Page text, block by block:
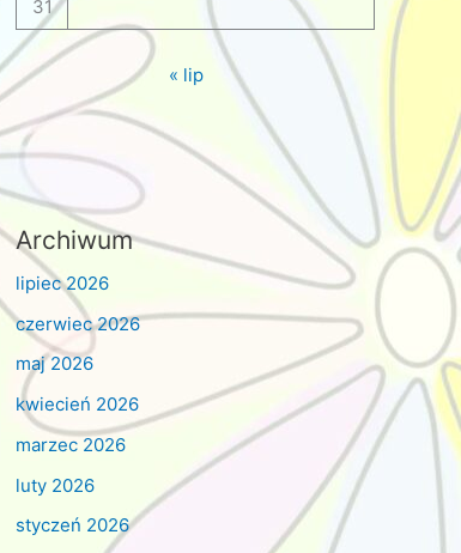
31
« lip
Archiwum
lipiec 2026
czerwiec 2026
maj 2026
kwiecień 2026
marzec 2026
luty 2026
styczeń 2026